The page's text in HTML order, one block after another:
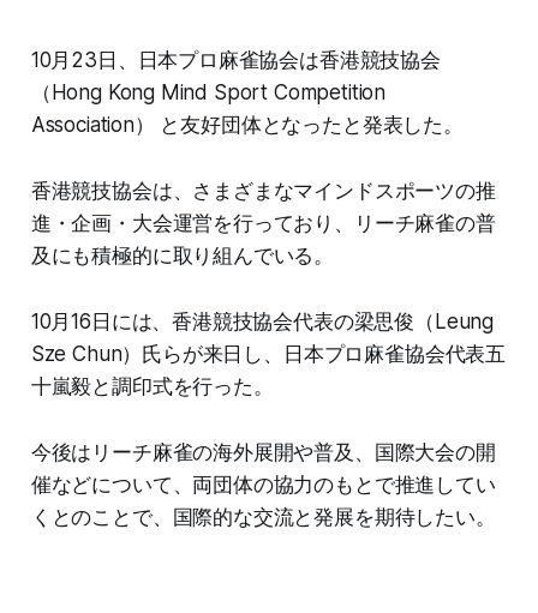
10月23日、日本プロ麻雀協会は香港競技協会
（Hong Kong Mind Sport Competition
Association） と友好団体となったと発表した。
香港競技協会は、さまざまなマインドスポーツの推
進・企画・大会運営を行っており、リーチ麻雀の普
及にも積極的に取り組んでいる。
10月16日には、香港競技協会代表の梁思俊（Leung
Sze Chun）氏らが来日し、日本プロ麻雀協会代表五
十嵐毅と調印式を行った。
今後はリーチ麻雀の海外展開や普及、国際大会の開
催などについて、両団体の協力のもとで推進してい
くとのことで、国際的な交流と発展を期待したい。